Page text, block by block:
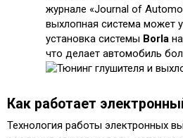
журнале «Journal of
выхлопная система может
установка системы Borla
что делает автомобиль
Как работает
Технология работы электронных